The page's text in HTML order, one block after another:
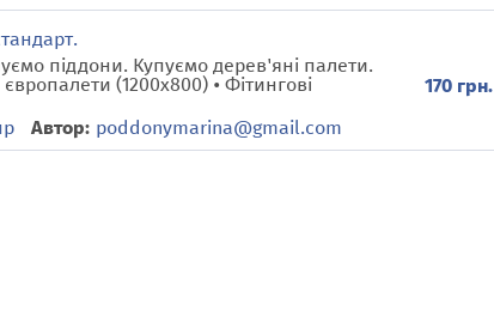
піддони. Купуємо дерев'яні палети.
(1200x800) • Фітингові
Автор: poddonymarina@gmail.com
170 грн.